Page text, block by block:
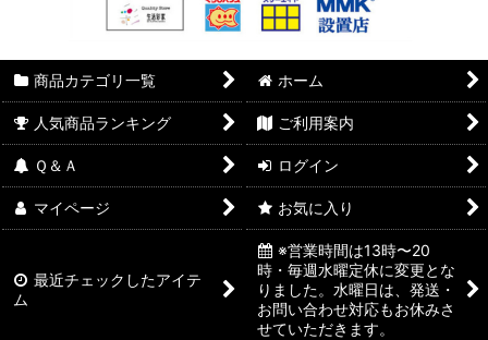
商品カテゴリ一覧 ホーム
人気商品ランキング ご利用案内
Ｑ＆Ａ ログイン
マイページ お気に入り
最近チェックしたアイテ
ム
※営業時間は13時〜20
時・毎週水曜定休に変更とな
りました。水曜日は、発送・
お問い合わせ対応もお休みさ
せていただきます。